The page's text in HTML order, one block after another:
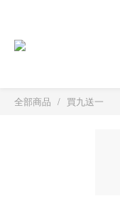
全部商品 買九送一